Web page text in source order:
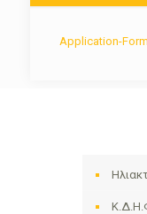
Application-